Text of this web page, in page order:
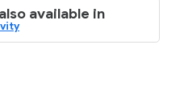
available in